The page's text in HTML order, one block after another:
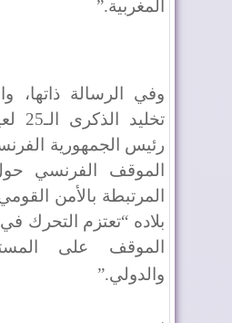
المغربية”.
وفي الرسالة ذاتها،
رئيس الجمهورية
الموقف الفرنسي
المرتبطة بالأمن
بلاده “تعتزم التحرك
الموقف على
والدولي”.